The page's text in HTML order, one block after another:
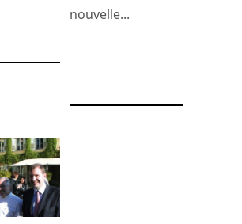
nouvelle...